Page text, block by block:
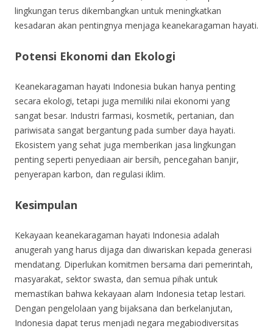
lingkungan terus dikembangkan untuk meningkatkan
kesadaran akan pentingnya menjaga keanekaragaman hayati.
Potensi Ekonomi dan Ekologi
Keanekaragaman hayati Indonesia bukan hanya penting
secara ekologi, tetapi juga memiliki nilai ekonomi yang
sangat besar. Industri farmasi, kosmetik, pertanian, dan
pariwisata sangat bergantung pada sumber daya hayati.
Ekosistem yang sehat juga memberikan jasa lingkungan
penting seperti penyediaan air bersih, pencegahan banjir,
penyerapan karbon, dan regulasi iklim.
Kesimpulan
Kekayaan keanekaragaman hayati Indonesia adalah
anugerah yang harus dijaga dan diwariskan kepada generasi
mendatang. Diperlukan komitmen bersama dari pemerintah,
masyarakat, sektor swasta, dan semua pihak untuk
memastikan bahwa kekayaan alam Indonesia tetap lestari.
Dengan pengelolaan yang bijaksana dan berkelanjutan,
Indonesia dapat terus menjadi negara megabiodiversitas